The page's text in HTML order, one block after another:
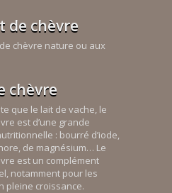
de chèvre
chèvre nature ou aux
chèvre
que le lait de vache, le
est d’une grande
: bourré d’iode,
de magnésium… Le
est un complément
notamment pour les
pleine croissance.